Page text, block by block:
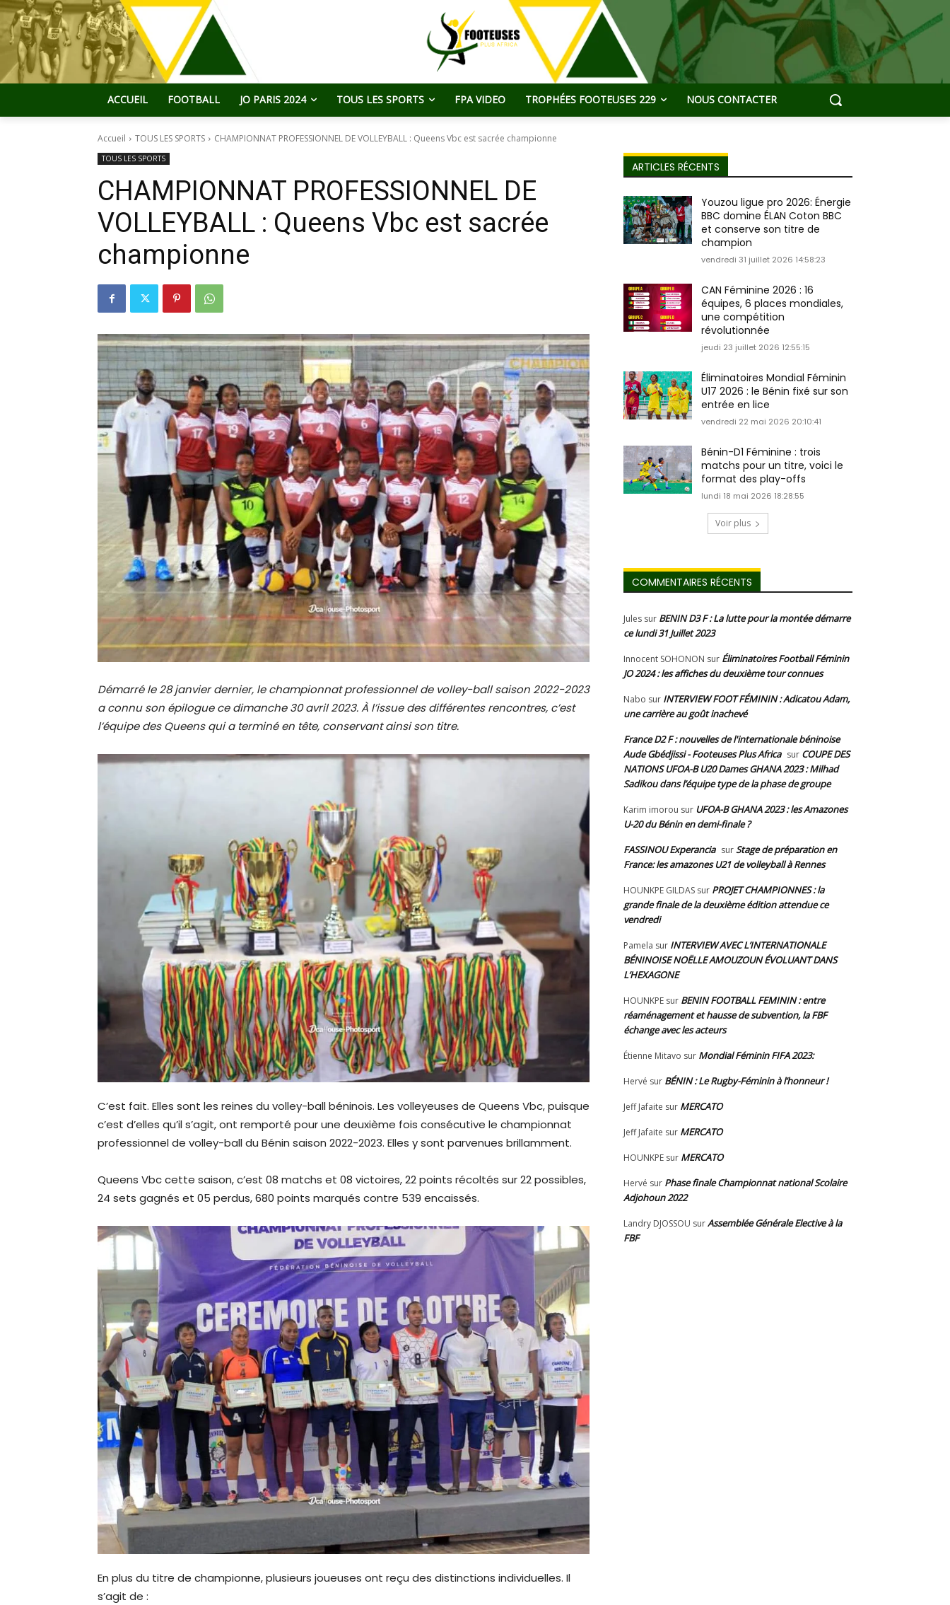
ACCUEIL FOOTBALL JO PARIS 2024 TOUS LES SPORTS FPA VIDEO TROPHÉES FOOTEUSES 229 NOUS CONTACTER
Accueil TOUS LES SPORTS CHAMPIONNAT PROFESSIONNEL DE VOLLEYBALL : Queens Vbc est sacrée championne
TOUS LES SPORTS
CHAMPIONNAT PROFESSIONNEL DE
VOLLEYBALL : Queens Vbc est sacrée
championne
Démarré le 28 janvier dernier, le championnat professionnel de volley-ball saison 2022-2023
a connu son épilogue ce dimanche 30 avril 2023. À l’issue des différentes rencontres, c’est
l’équipe des Queens qui a terminé en tête, conservant ainsi son titre.
C’est fait. Elles sont les reines du volley-ball béninois. Les volleyeuses de Queens Vbc, puisque
c’est d’elles qu’il s’agit, ont remporté pour une deuxième fois consécutive le championnat
professionnel de volley-ball du Bénin saison 2022-2023. Elles y sont parvenues brillamment.
Queens Vbc cette saison, c’est 08 matchs et 08 victoires, 22 points récoltés sur 22 possibles,
24 sets gagnés et 05 perdus, 680 points marqués contre 539 encaissés.
En plus du titre de championne, plusieurs joueuses ont reçu des distinctions individuelles. Il
s’agit de :
ARTICLES RÉCENTS
Youzou ligue pro 2026: Énergie
BBC domine ÉLAN Coton BBC
et conserve son titre de
champion
vendredi 31 juillet 2026 14:58:23
CAN Féminine 2026 : 16
équipes, 6 places mondiales,
une compétition
révolutionnée
jeudi 23 juillet 2026 12:55:15
Éliminatoires Mondial Féminin
U17 2026 : le Bénin fixé sur son
entrée en lice
vendredi 22 mai 2026 20:10:41
Bénin-D1 Féminine : trois
matchs pour un titre, voici le
format des play-offs
lundi 18 mai 2026 18:28:55
Voir plus
COMMENTAIRES RÉCENTS
Jules sur BENIN D3 F : La lutte pour la montée démarre
ce lundi 31 Juillet 2023
Innocent SOHONON sur Éliminatoires Football Féminin
JO 2024 : les affiches du deuxième tour connues
Nabo sur INTERVIEW FOOT FÉMININ : Adicatou Adam,
une carrière au goût inachevé
France D2 F : nouvelles de l'internationale béninoise
Aude Gbédjissi - Footeuses Plus Africa sur COUPE DES
NATIONS UFOA-B U20 Dames GHANA 2023 : Milhad
Sadikou dans l’équipe type de la phase de groupe
Karim imorou sur UFOA-B GHANA 2023 : les Amazones
U-20 du Bénin en demi-finale ?
FASSINOU Experancia surStage de préparation en
France: les amazones U21 de volleyball à Rennes
HOUNKPE GILDAS sur PROJET CHAMPIONNES : la
grande finale de la deuxième édition attendue ce
vendredi
Pamela sur INTERVIEW AVEC L’INTERNATIONALE
BÉNINOISE NOËLLE AMOUZOUN ÉVOLUANT DANS
L’HEXAGONE
HOUNKPE sur BENIN FOOTBALL FEMININ : entre
réaménagement et hausse de subvention, la FBF
échange avec les acteurs
Étienne Mitavo sur Mondial Féminin FIFA 2023:
Hervé sur BÉNIN : Le Rugby-Féminin à l’honneur !
Jeff Jafaite sur MERCATO
Jeff Jafaite sur MERCATO
HOUNKPE sur MERCATO
Hervé sur Phase finale Championnat national Scolaire
Adjohoun 2022
Landry DJOSSOU surAssemblée Générale Elective à la
FBF